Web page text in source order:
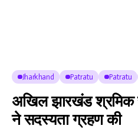
Jharkhand Patratu Patratu
अखिल झारखंड श्रमिक
ने सदस्यता ग्रहण की